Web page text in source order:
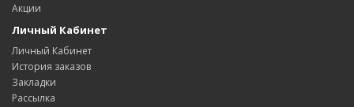
Акции
Личный Кабинет
Личный Кабинет
История заказов
Закладки
Рассылка